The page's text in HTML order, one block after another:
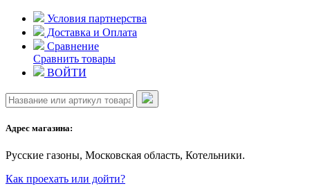
Skip
content
Условия партнерства
Доставка и Оплата
Сравнение
Сравнить товары
ВОЙТИ
Адрес магазина:
Русские газоны, Московская область, Котельники.
Как проехать или дойти?